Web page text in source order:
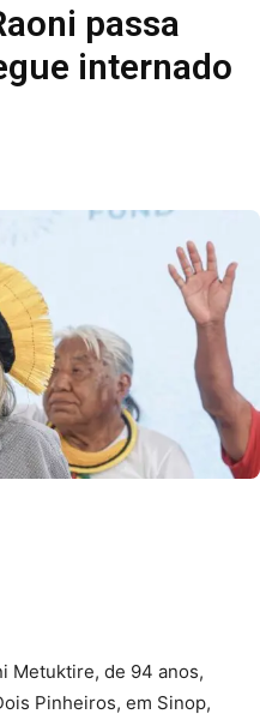
passa
internado
Metuktire, de 94 anos,
Pinheiros, em Sinop,